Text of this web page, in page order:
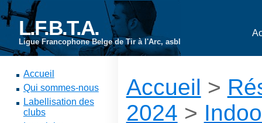
L.F.B.T.A.
Ligue Francophone Belge de Tir à l'Arc, asbl
Accueil
Qui sommes-nous
Labellisation des
clubs
Accueil >
2024 >